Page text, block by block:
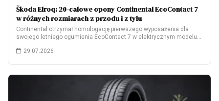
Škoda Elroq: 20-calowe opony Continental EcoContact 7
w różnych rozmiarach z przodu i z tyłu
Continental otrzymał homologację pierwszego wyposażenia dla
swojego letniego ogumienia EcoContact 7 w elektrycznym modelu
29.07.2026